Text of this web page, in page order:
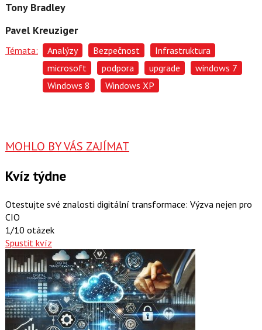
Tony Bradley
Pavel Kreuziger
Témata: Analýzy Bezpečnost
Infrastruktura
microsoft
podpora upgrade
windows 7
Windows 8
Windows XP
MOHLO BY VÁS ZAJÍMAT
Kvíz týdne
Otestujte své znalosti digitální transformace: Výzva nejen pro
CIO
1/10 otázek
Spustit kvíz